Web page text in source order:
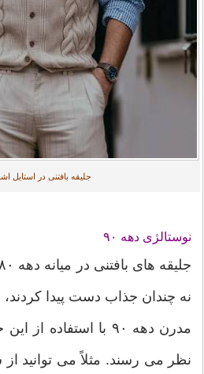
جلیقه بافتنی در استایل
نوستالژی دهه ۹۰
نه چندان جذاب دست پیدا کردند،
مدرن دهه ۹۰ با